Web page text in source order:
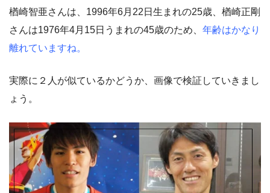
楢崎智亜さんは、1996年6月22日生まれの25歳、楢崎正剛
さんは1976年4月15日うまれの45歳のため、 年齢はかなり
離れていますね。
実際に２人が似ているかどうか、画像で検証していきまし
ょう。